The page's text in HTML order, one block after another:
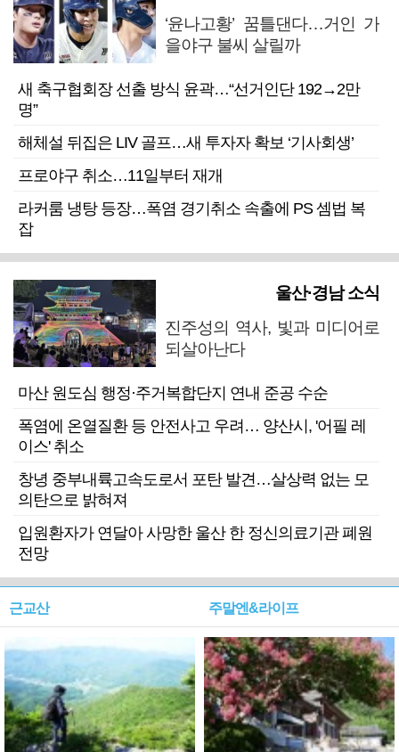
‘윤나고황’ 꿈틀댄다…거인 가
을야구 불씨 살릴까
새 축구협회장 선출 방식 윤곽…“선거인단 192→2만
명”
해체설 뒤집은 LIV 골프…새 투자자 확보 ‘기사회생’
프로야구 취소…11일부터 재개
라커룸 냉탕 등장…폭염 경기취소 속출에 PS 셈법 복
잡
울산·경남 소식
진주성의 역사, 빛과 미디어로
되살아난다
마산 원도심 행정·주거복합단지 연내 준공 수순
폭염에 온열질환 등 안전사고 우려… 양산시, '어필 레
이스' 취소
창녕 중부내륙고속도로서 포탄 발견…살상력 없는 모
의탄으로 밝혀져
입원환자가 연달아 사망한 울산 한 정신의료기관 폐원
전망
근교산 주말엔&라이프